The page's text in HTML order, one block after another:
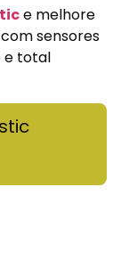
e melhore
sensores
e total